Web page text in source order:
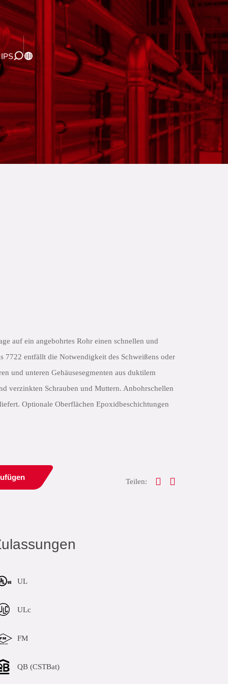
auf ein angebohrtes Rohr einen schnellen und
7722 entfällt die Notwendigkeit des Schweißens oder
und unteren Gehäusesegmenten aus duktilem
verzinkten Schrauben und Muttern. Anbohrschellen
Optionale Oberflächen Epoxidbeschichtungen
Teilen:
UL
ULc
FM
QB (CSTBat)